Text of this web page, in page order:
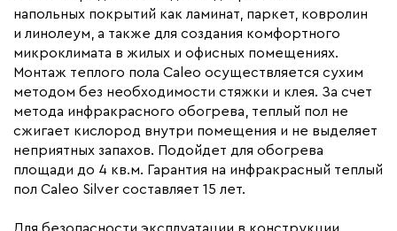
Монтаж Сухой монтаж
Макс. рабочая температура (C)
Макс. ток нагрузки (А) 2,72
Ширина (мм) 500
Толщина (мм) 0,34
Длина установочного провода, м
Страна производства
напольных покрытий как ламинат, паркет, ковролин
и линолеум, а также для создания комфортного
микроклимата в жилых и офисных помещениях.
Монтаж теплого пола Caleo осуществляется сухим
методом без необходимости стяжки и клея. За счет
метода инфракрасного обогрева, теплый пол не
сжигает кислород внутри помещения и не выделяет
неприятных запахов. Подойдет для обогрева
площади до 4 кв.м. Гарантия на инфракрасный теплый
пол Caleo Silver составляет 15 лет.